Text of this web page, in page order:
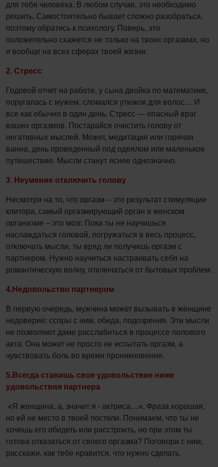
для тебя человека. В любом случае, это необходимо
решить. Самостоятельно бывает сложно разобраться,
поэтому обратись к психологу. Поверь, это
положительно скажется не только на твоих оргазмах, но
и вообще на всех сферах твоей жизни.
2. Стресс
Годовой отчет на работе, у сына двойка по математике,
поругалась с мужем, сломался утюжок для волос… И
все как обычно в один день. Стресс — опасный враг
ваших оргазмов. Постарайся очистить голову от
негативных мыслей. Может, медитация или горячая
ванна, день проведенный под одеялом или маленькое
путешествие. Мысли станут яснее однозначно.
3. Неумение отключить голову
Несмотря на то, что оргазм – это результат стимуляции
клитора, самый оргазмирующий орган в женском
организме – это мозг. Пока ты не научишься
наслаждаться головой, погружаться в весь процесс,
отключать мысли, ты вряд ли получишь оргазм с
партнером. Нужно научиться настраивать себя на
романтическую волну, отключаться от бытовых проблем.
4.Недовольство партнером
В первую очередь, мужчина может вызывать в женщине
недоверие: ссоры с ним, обида, подозрения. Эти мысли
не позволяют даме расслабиться в процессе полового
акта. Она может не просто не испытать оргазм, а
чувствовать боль во время проникновения.
5.Всегда ставишь свое удовольствие ниже
удовольствия партнера
«Я женщина, а, значит я - актриса…». Фраза хорошая,
но ей не место в твоей постели. Понимаем, что ты не
хочешь его обидеть или расстроить, но при этом ты
готова отказаться от своего оргазма? Поговори с ним,
расскажи, как тебе нравится, что нужно сделать.